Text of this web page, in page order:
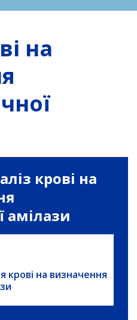
на
крові на
амілази
крові на визначення